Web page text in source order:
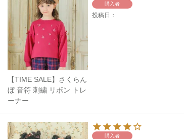
【TIME SALE】さくらん
ぼ 音符 刺繍 リボン トレ
ーナー
購入者
投稿日
購入者